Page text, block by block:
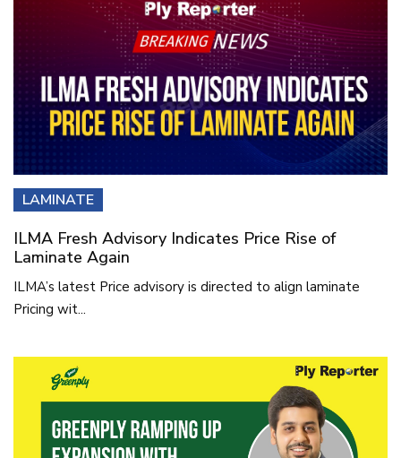
LAMINATE
ILMA Fresh Advisory Indicates Price Rise of
Laminate Again
ILMA’s latest Price advisory is directed to align laminate
Pricing wit...